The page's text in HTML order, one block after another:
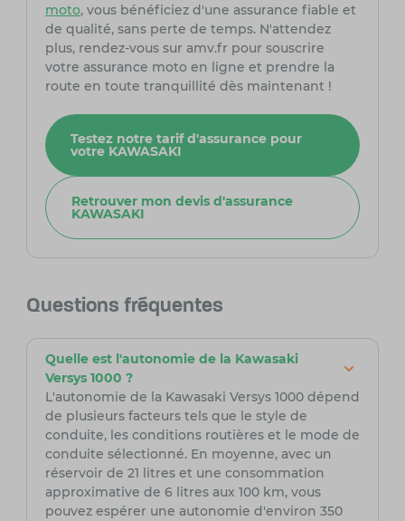
moto, vous bénéficiez d'une assurance fiable et
de qualité, sans perte de temps. N'attendez
plus, rendez-vous sur amv.fr pour souscrire
votre assurance moto en ligne et prendre la
route en toute tranquillité dès maintenant !
Testez notre tarif d'assurance pour
votre KAWASAKI
Retrouver mon devis d'assurance
KAWASAKI
Questions fréquentes
Quelle est l'autonomie de la Kawasaki
Versys 1000 ?
L'autonomie de la Kawasaki Versys 1000 dépend
de plusieurs facteurs tels que le style de
conduite, les conditions routières et le mode de
conduite sélectionné. En moyenne, avec un
réservoir de 21 litres et une consommation
approximative de 6 litres aux 100 km, vous
pouvez espérer une autonomie d'environ 350